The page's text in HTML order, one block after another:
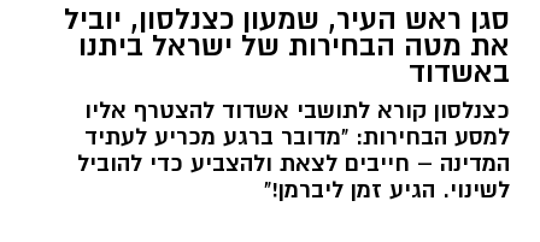
סגן ראש העיר, שמעון כצנלסון, יוביל
את מטה הבחירות של ישראל ביתנו
באשדוד
כצנלסון קורא לתושבי אשדוד להצטרף אליו
למסע הבחירות: "מדובר ברגע מכריע לעתיד
המדינה – חייבים לצאת ולהצביע כדי להוביל
לשינוי. הגיע זמן ליברמן!"